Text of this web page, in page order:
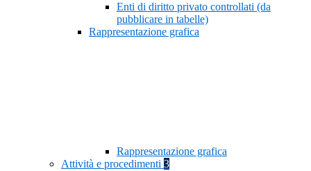
Enti di diritto privato controllati (da
pubblicare in tabelle)
Rappresentazione grafica
Rappresentazione grafica
Attività e procedimenti 3